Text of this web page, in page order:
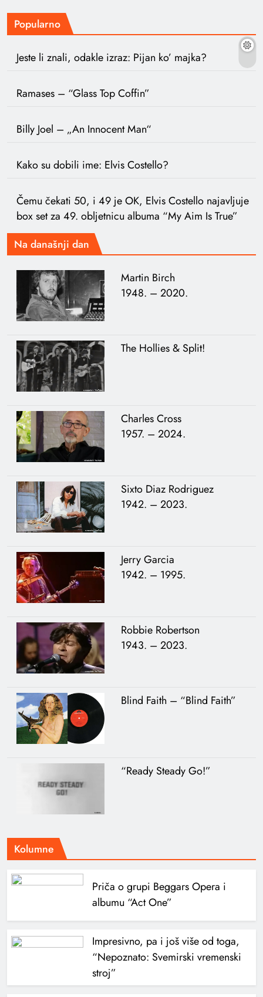
Popularno
Jeste li znali, odakle izraz: Pijan ko’ majka?
Ramases – “Glass Top Coffin”
Billy Joel – „An Innocent Man“
Kako su dobili ime: Elvis Costello?
Čemu čekati 50, i 49 je OK, Elvis Costello najavljuje
box set za 49. obljetnicu albuma “My Aim Is True”
Na današnji dan
Martin Birch
1948. – 2020.
The Hollies & Split!
Charles Cross
1957. – 2024.
Sixto Diaz Rodriguez
1942. – 2023.
Jerry Garcia
1942. – 1995.
Robbie Robertson
1943. – 2023.
Blind Faith – “Blind Faith”
“Ready Steady Go!”
Kolumne
Priča o grupi Beggars Opera i
albumu “Act One”
Impresivno, pa i još više od toga,
“Nepoznato: Svemirski vremenski
stroj”